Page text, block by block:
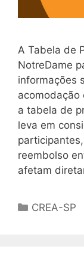
A Tabela de
NotreDame
informações
acomodação
a tabela de
leva em
reembolso
afetam
CREA-SP